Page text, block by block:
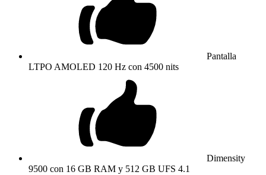
Pantalla
LTPO AMOLED 120 Hz con 4500 nits
Dimensity
9500 con 16 GB RAM y 512 GB UFS 4.1